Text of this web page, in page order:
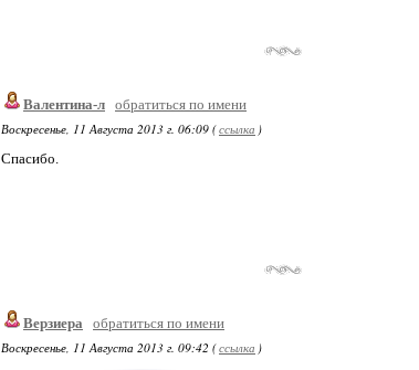
Валентина-л обратиться по имени
Воскресенье, 11 Августа 2013 г. 06:09 (ссылка )
Спасибо.
Верзиера
обратиться по имени
Воскресенье, 11 Августа 2013 г. 09:42 (ссылка )